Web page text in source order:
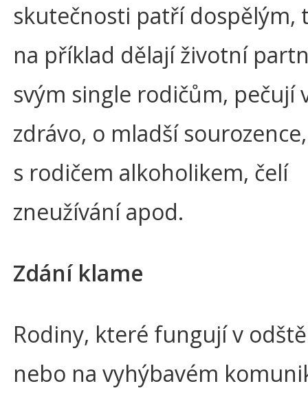
skutečnosti patří dospělým,
na příklad dělají životní
svým single rodičům, pečují
zdrávo, o mladší
s rodičem alkoholikem, čelí
zneužívání apod.
Zdání klame
Rodiny, které fungují v
nebo na vyhýbavém